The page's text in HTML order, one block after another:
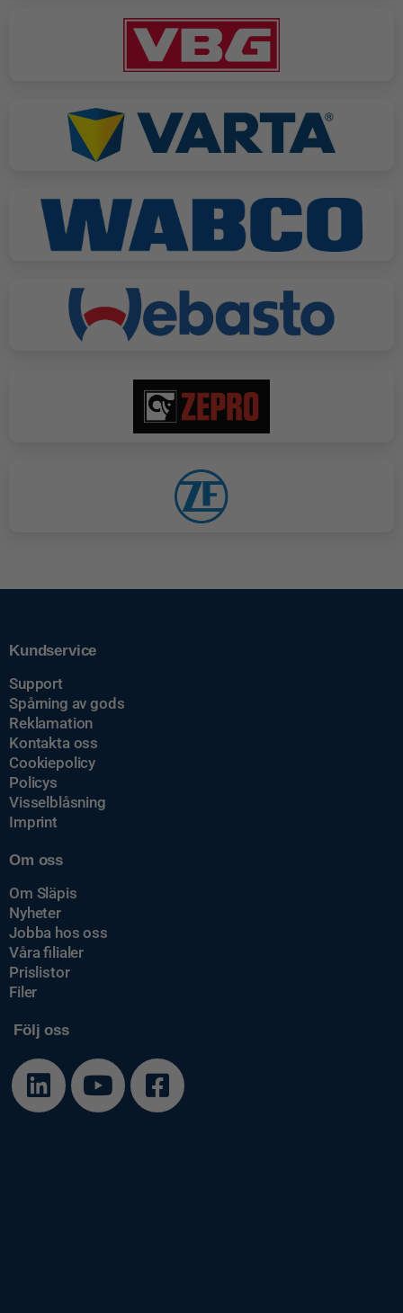
Kundservice
Support
Spårning av gods
Reklamation
Kontakta oss
Cookiepolicy
Policys
Visselblåsning
Imprint
Om oss
Om Släpis
Nyheter
Jobba hos oss
Våra filialer
Prislistor
Filer
Följ oss